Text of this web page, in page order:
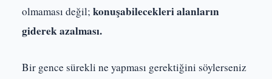
olmaması değil; konuşabilecekleri alanların
giderek azalması.
Bir gence sürekli ne yapması gerektiğini söylerseniz